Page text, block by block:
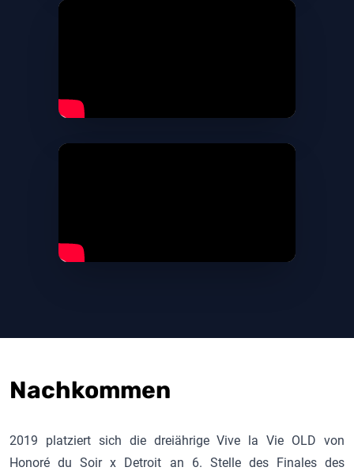
Nachkommen
2019 platziert sich die dreiährige Vive la Vie OLD von
Honoré du Soirx Detroit an 6. Stelle des Finales des